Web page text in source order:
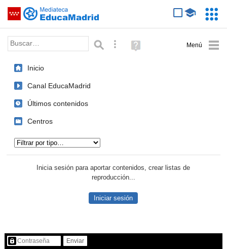
Saltar navegación
Palabra o frase: Búsqueda avanzada
Ayuda
(en
Inicio
Canal EducaMadrid
Últimos contenidos
Centros
Inicia sesión para aportar contenidos, crear listas de
reproducción...
Iniciar sesión
Contenido protegido…